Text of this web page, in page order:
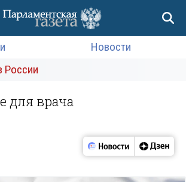
Новости
России
для врача